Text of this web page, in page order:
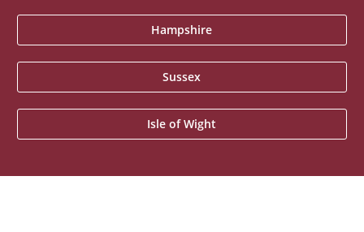
Hampshire
Sussex
Isle of Wight